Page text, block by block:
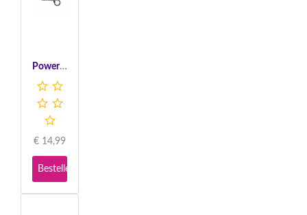
Power Plug Prostate Massager - Black
€ 14,99
Bestellen